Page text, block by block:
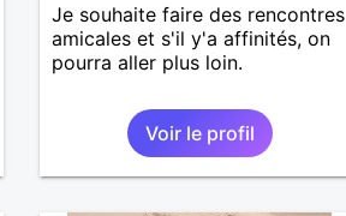
Je souhaite faire des rencontres
amicales et s'il y'a affinités, on
pourra aller plus loin.
Voir le profil